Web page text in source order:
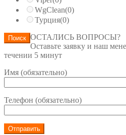
WgClean(0)
Турция(0)
Поиск ОСТАЛИСЬ ВОПРОСЫ?
Оставьте заявку и наш
течении 5 минут
Имя (обязательно)
Телефон (обязательно)